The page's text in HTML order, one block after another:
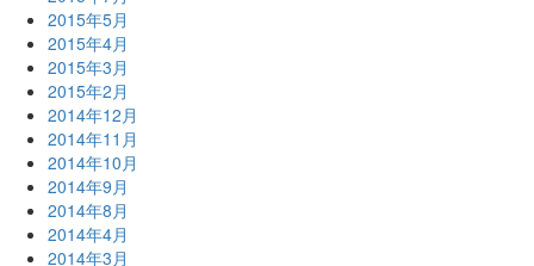
2015年5月
2015年4月
2015年3月
2015年2月
2014年12月
2014年11月
2014年10月
2014年9月
2014年8月
2014年4月
2014年3月